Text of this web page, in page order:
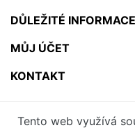
DŮLEŽITÉ INFORMACE
MŮJ ÚČET
KONTAKT
Tento web využívá